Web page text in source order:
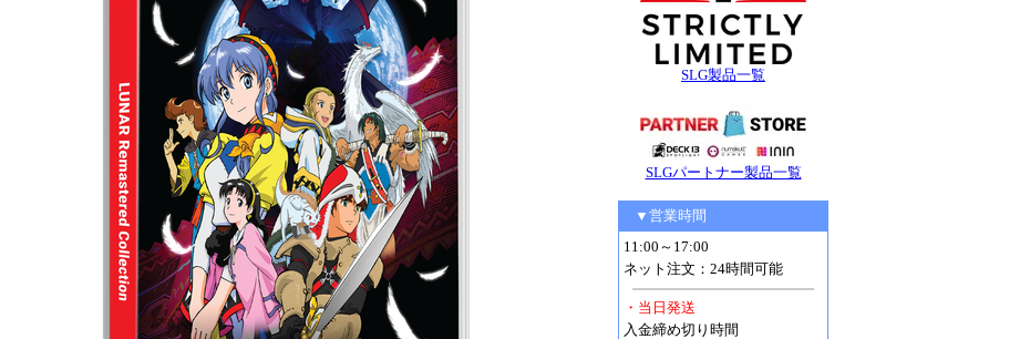
SLG製品一覧
SLGパートナー製品一覧
▼営業時間
11:00～17:00
ネット注文：24時間可能
・当日発送
入金締め切り時間